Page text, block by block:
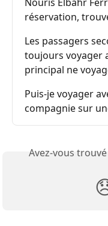
réservation,
Les passagers
toujours voyager
principal ne
Puis-je voyager
compagnie sur
Avez-vous